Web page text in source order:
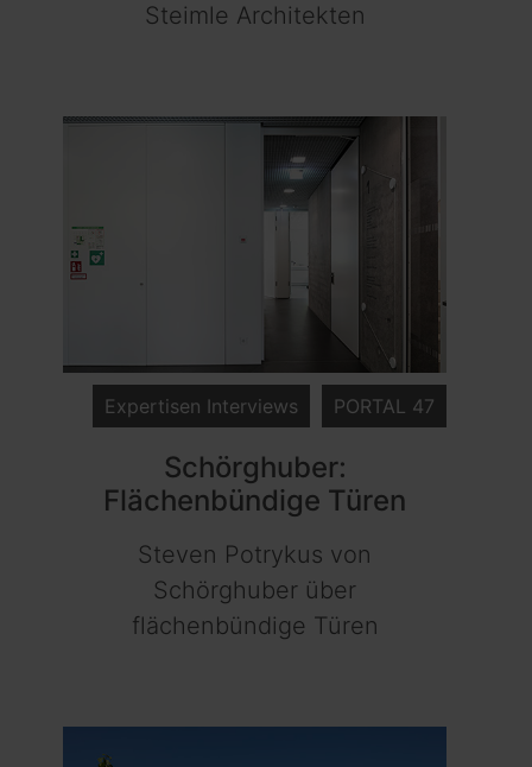
Steimle Architekten
PORTAL 47
Expertisen Interviews
Schörghuber:
Flächenbündige Türen
Steven Potrykus von
Schörghuber über
flächenbündige Türen